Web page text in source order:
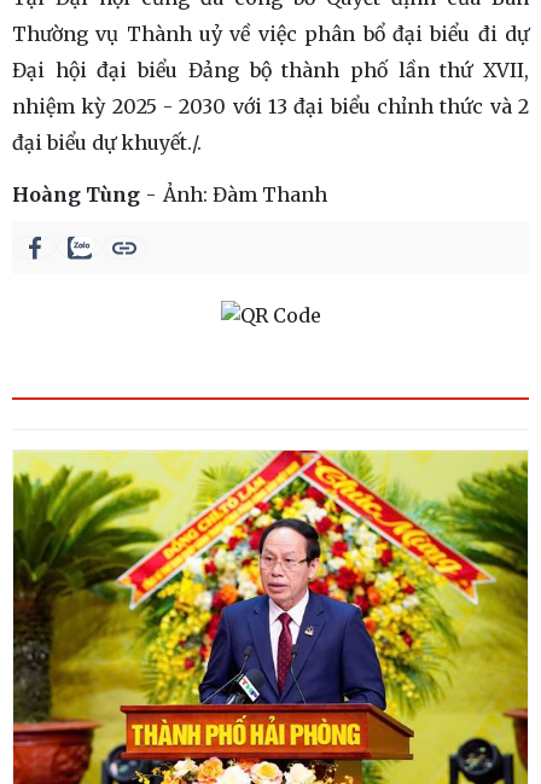
Thường vụ Thành uỷ về việc phân bổ đại biểu đi dự
Đại hội đại biểu Đảng bộ thành phố lần thứ XVII,
nhiệm kỳ 2025 - 2030 với 13 đại biểu chỉnh thức và 2
đại biểu dự khuyết./.
Hoàng Tùng Ảnh: Đàm Thanh